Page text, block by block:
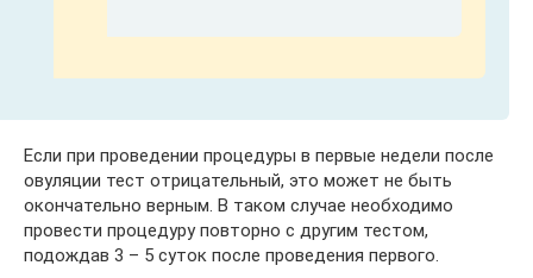
Если при проведении процедуры в первые недели после
овуляции тест отрицательный, это может не быть
окончательно верным. В таком случае необходимо
провести процедуру повторно с другим тестом,
подождав 3 – 5 суток после проведения первого.